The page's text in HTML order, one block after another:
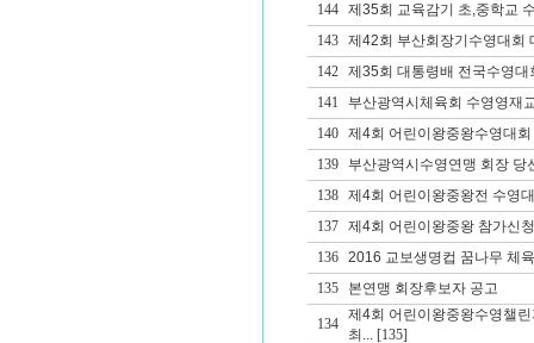
144
제35회 교육감기 초,중학교
143
제42회 부산회장기수영대회
142
제35회 대통령배 전국수영대
141
부산광역시체육회 수영영재
140
제4회 어린이왕중왕수영대
139
부산광역시수영연맹 회장 당
138
제4회 어린이왕중왕전 수영
137
제4회 어린이왕중왕 참가신
136
2016 교보생명컵 꿈나무 체
135
본연맹 회장후보자 공고
134
제4회 어린이왕중왕수영챌
최...[135]